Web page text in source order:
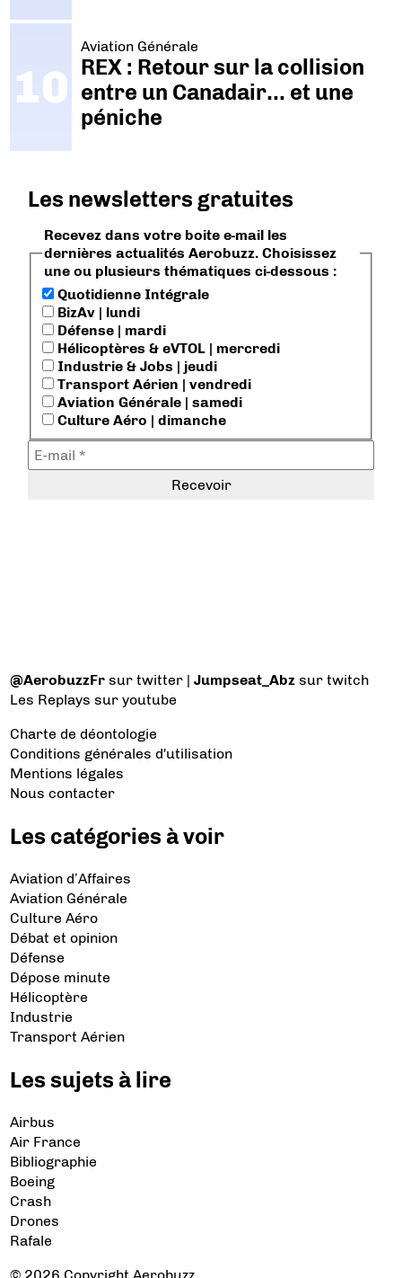
Aviation Générale
REX : Retour sur la collision
entre un Canadair… et une
péniche
Les newsletters gratuites
Recevez dans votre boite e-mail les
dernières actualités Aerobuzz. Choisissez
une ou plusieurs thématiques ci-dessous :
Quotidienne Intégrale
BizAv | lundi
Défense | mardi
Hélicoptères & eVTOL | mercredi
Industrie & Jobs | jeudi
Transport Aérien | vendredi
Aviation Générale | samedi
Culture Aéro | dimanche
@AerobuzzFr sur twitter |Jumpseat_Abz sur twitch
Les Replays sur youtube
Charte de déontologie
Conditions générales d'utilisation
Mentions légales
Nous contacter
Les catégories à voir
Aviation d’Affaires
Aviation Générale
Culture Aéro
Débat et opinion
Défense
Dépose minute
Hélicoptère
Industrie
Transport Aérien
Les sujets à lire
Airbus
Air France
Bibliographie
Boeing
Crash
Drones
Rafale
© 2026 Copyright Aerobuzz.